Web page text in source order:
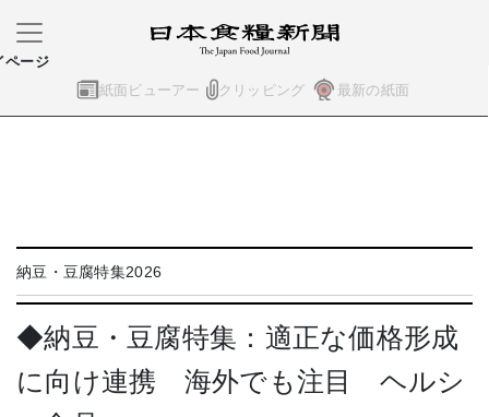
紙面ビューアー クリッピング 最新の紙面
ページ
納豆・豆腐特集2026
◆納豆・豆腐特集：適正な価格形成
に向け連携 海外でも注目 ヘルシ